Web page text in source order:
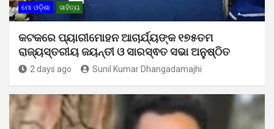
ମୋ ଓଡ଼ିଶା ସାହିତ୍ୟ
କଟକରେ ପ୍ୟାରୀମୋହନ ଆଚାର୍ଯ୍ୟଙ୍କ ୧୭୫ତମ
ରାଜ୍ୟସ୍ତରୀୟ ଜୟନ୍ତୀ ଓ ସାରସ୍ଵତ ସଭା ଅନୁଷ୍ଠିତ
2 days ago Sunil Kumar Dhangadamajhi